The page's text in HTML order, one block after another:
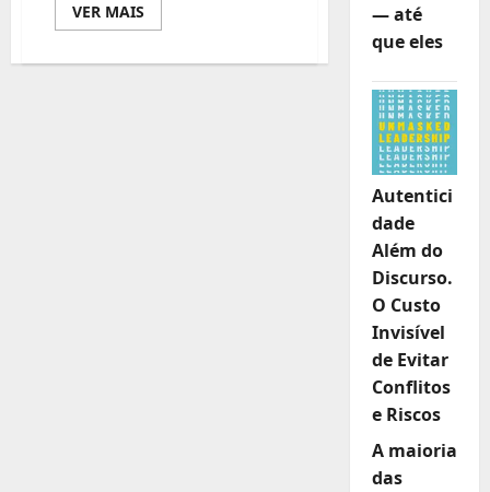
VER MAIS
mais
— até
que eles
Autentici
dade
Além do
Discurso.
O Custo
Invisível
de Evitar
Conflitos
e Riscos
A maioria
das